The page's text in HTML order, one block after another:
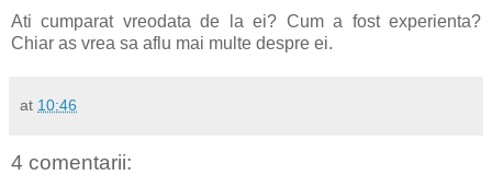
Ati cumparat vreodata de la ei? Cum a fost experienta?
Chiar as vrea sa aflu mai multe despre ei.
at 10:46
4 comentarii: